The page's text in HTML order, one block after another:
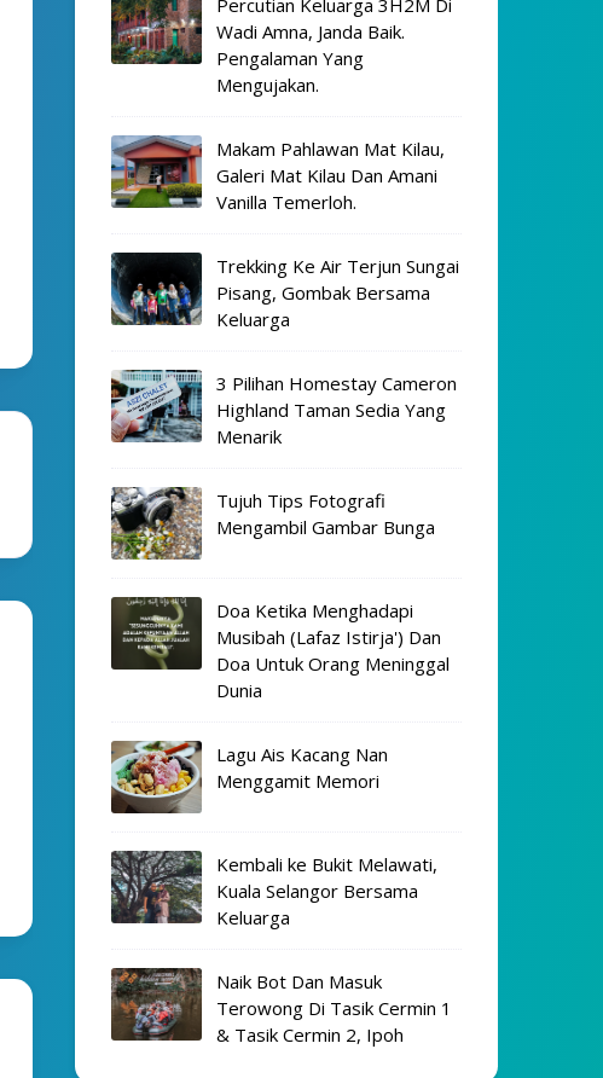
Percutian Keluarga 3H2M Di
Wadi Amna, Janda Baik.
Pengalaman Yang
Mengujakan.
Makam Pahlawan Mat Kilau,
Galeri Mat Kilau Dan Amani
Vanilla Temerloh.
Trekking Ke Air Terjun Sungai
Pisang, Gombak Bersama
Keluarga
3 Pilihan Homestay Cameron
Highland Taman Sedia Yang
Menarik
Tujuh Tips Fotografi
Mengambil Gambar Bunga
Doa Ketika Menghadapi
Musibah (Lafaz Istirja') Dan
Doa Untuk Orang Meninggal
Dunia
Lagu Ais Kacang Nan
Menggamit Memori
Kembali ke Bukit Melawati,
Kuala Selangor Bersama
Keluarga
Naik Bot Dan Masuk
Terowong Di Tasik Cermin 1
& Tasik Cermin 2, Ipoh